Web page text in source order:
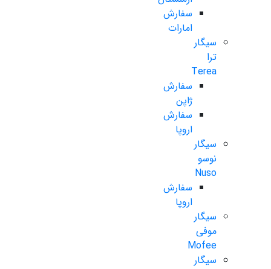
سفارش
امارات
سیگار
ترا
Terea
سفارش
ژاپن
سفارش
اروپا
سیگار
نوسو
Nuso
سفارش
اروپا
سیگار
موفی
Mofee
سیگار